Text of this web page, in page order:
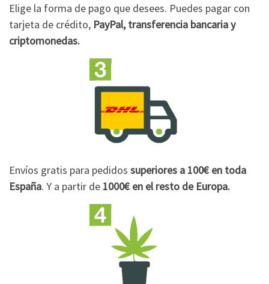
Elige la forma de pago que desees. Puedes pagar con
tarjeta de crédito, PayPal, transferencia bancaria y
criptomonedas.
Envíos gratis para pedidos superiores a 100€ en toda
España. Y a partir de 1000€ en el resto de Europa.